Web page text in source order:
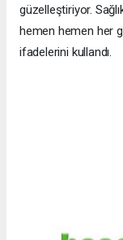
güzelleştiriyor.
hemen hemen her
ifadelerini kullandı.